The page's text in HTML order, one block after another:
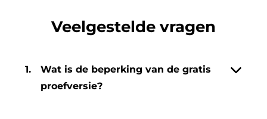
Veelgestelde vragen
1.
Wat is de beperking van de gratis
proefversie?